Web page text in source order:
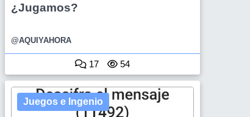
¿Jugamos?
@AQUIYAHORA
17 54
Juegos e Ingenio